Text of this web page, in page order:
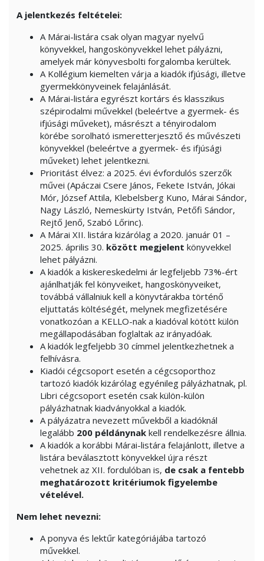
A jelentkezés feltételei:
A Márai-listára csak olyan magyar nyelvű
könyvekkel, hangoskönyvekkel lehet pályázni,
amelyek már könyvesbolti forgalomba kerültek.
A Kollégium kiemelten várja a kiadók ifjúsági, illetve
gyermekkönyveinek felajánlását.
A Márai-listára egyrészt kortárs és klasszikus
szépirodalmi művekkel (beleértve a gyermek- és
ifjúsági műveket), másrészt a tényirodalom
körébe sorolható ismeretterjesztő és művészeti
könyvekkel (beleértve a gyermek- és ifjúsági
műveket) lehet jelentkezni.
Prioritást élvez: a 2025. évi évfordulós szerzők
művei (Apáczai Csere János, Fekete István, Jókai
Mór, József Attila, Klebelsberg Kuno, Márai Sándor,
Nagy László, Nemeskürty István, Petőfi Sándor,
Rejtő Jenő, Szabó Lőrinc).
A Márai XII. listára kizárólag a 2020. január 01 –
2025. április 30. között megjelent könyvekkel
lehet pályázni.
A kiadók a kiskereskedelmi ár legfeljebb 73%-ért
ajánlhatják fel könyveiket, hangoskönyveiket,
továbbá vállalniuk kell a könyvtárakba történő
eljuttatás költéségét, melynek megfizetésére
vonatkozóan a KELLO-nak a kiadóval kötött külön
megállapodásában foglaltak az irányadóak.
A kiadók legfeljebb 30 címmel jelentkezhetnek a
felhívásra.
Kiadói cégcsoport esetén a cégcsoporthoz
tartozó kiadók kizárólag egyénileg pályázhatnak, pl.
Libri cégcsoport esetén csak külön-külön
pályázhatnak kiadványokkal a kiadók.
A pályázatra nevezett művekből a kiadóknál
legalább 200 példánynak kell rendelkezésre állnia.
A kiadók a korábbi Márai-listára felajánlott, illetve a
listára beválasztott könyvekkel újra részt
vehetnek az XII. fordulóban is, de csak a fentebb
meghatározott kritériumok figyelembe
vételével.
Nem lehet nevezni:
A ponyva és lektűr kategóriájába tartozó
művekkel.